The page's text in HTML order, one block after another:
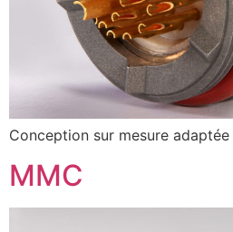
Conception sur mesure
MMC